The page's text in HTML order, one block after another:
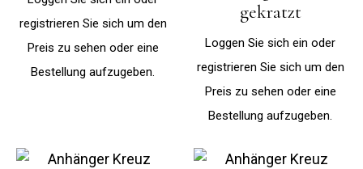
registrieren Sie sich um den
Preis zu sehen oder eine
Bestellung aufzugeben.
gekratzt
Loggen Sie sich ein oder
registrieren Sie sich um den
Preis zu sehen oder eine
Bestellung aufzugeben.